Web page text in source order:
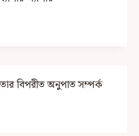
বিপরীত অনুপাত সম্পর্ক